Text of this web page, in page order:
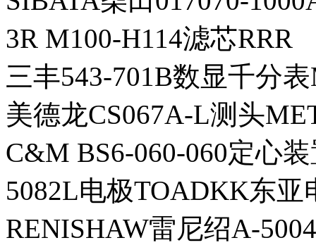
3R M100-H114滤芯RRR
三丰543-701B数显千分
美德龙CS067A-L测头
C&M BS6-060-060定心
5082L电极TOADKK东亚
RENISHAW雷尼绍A-